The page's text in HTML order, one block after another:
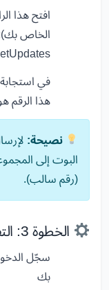
افتح هذا
الخاص
في استجابة JSON، ابحث عن
هذا الرقم
نصيحة:
البوت إلى
(رقم سالب).
الخطوة 3: التفعيل في ووردبريس
سجّل
بك